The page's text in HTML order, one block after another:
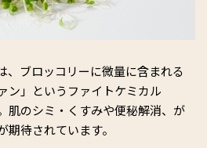
、ブロッコリーに微量に含まれる
ン」というファイトケミカル
肌のシミ・くすみや便秘解消、が
待されています。